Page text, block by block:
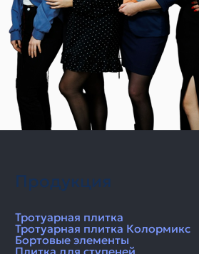
Продукция
Тротуарная плитка
Тротуарная плитка Колормикс
Бортовые элементы
Плитка для ступеней